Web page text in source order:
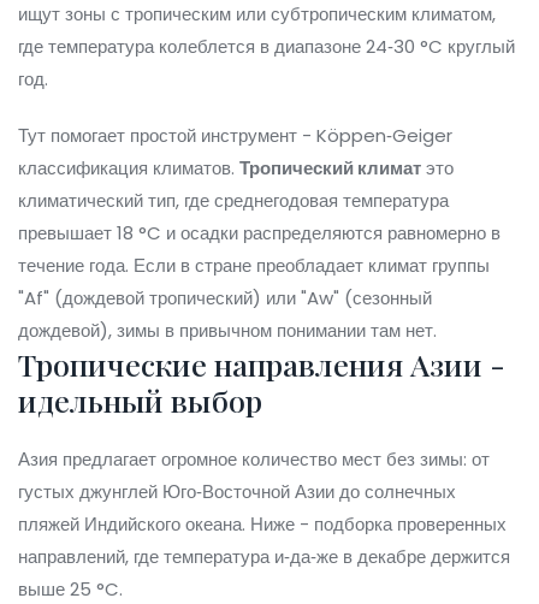
ищут зоны с тропическим или субтропическим климатом,
где температура колеблется в диапазоне 24‑30 °C круглый
год.
Тут помогает простой инструмент - Köppen‑Geiger
классификация климатов. Тропический климатэто
климатический тип, где среднегодовая температура
превышает 18 °C и осадки распределяются равномерно в
течение года. Если в стране преобладает климат группы
"Af" (дождевой тропический) или "Aw" (сезонный
дождевой), зимы в привычном понимании там нет.
Тропические направления Азии -
идельный выбор
Азия предлагает огромное количество мест без зимы: от
густых джунглей Юго‑Восточной Азии до солнечных
пляжей Индийского океана. Ниже - подборка проверенных
направлений, где температура и‑да‑же в декабре держится
выше 25 °C.